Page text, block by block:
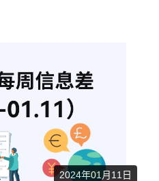
2024年01月11日